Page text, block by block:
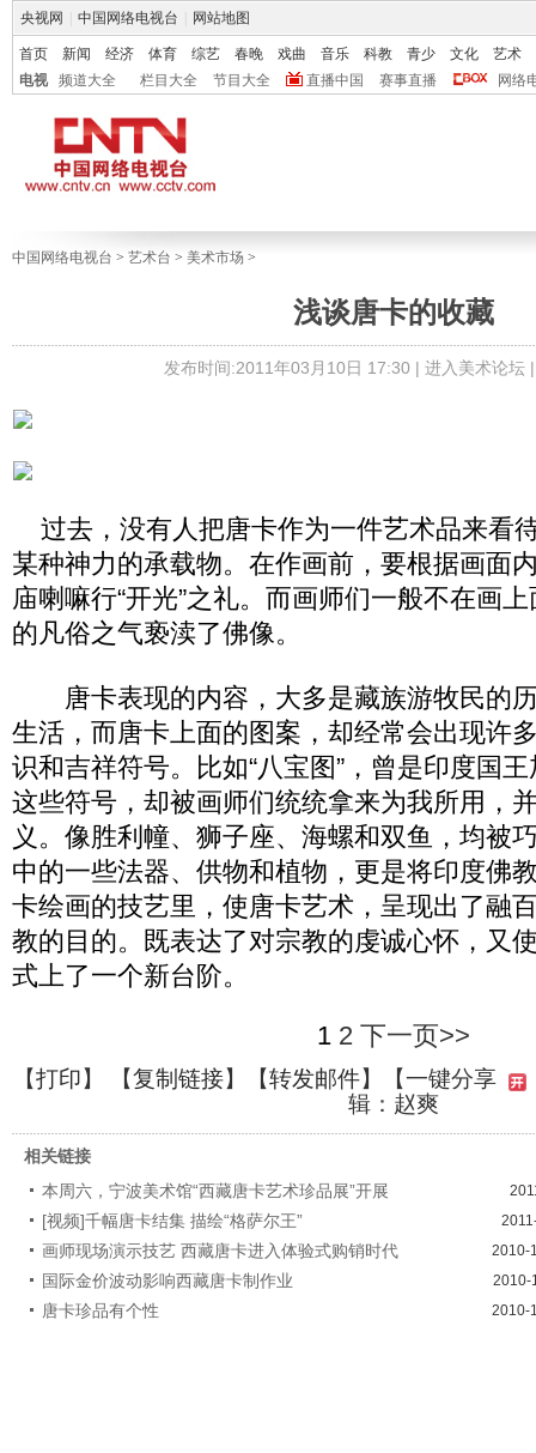
央视网 中国网络电视台 网站地图
首页 新闻 经济 体育 综艺 春晚 戏曲 音乐 科教 青少 文化
艺术
电视
频道大全 栏目大全 节目大全 直播中国 赛事直播 网络
中国网络电视台 > 艺术台 > 美术市场 >
浅谈唐卡的收藏
发布时间:2011年03月10日 17:30 | 进入美术论坛|
过去，没有人把唐卡作为一件艺术品来看
某种神力的承载物。在作画前，要根据画面
庙喇嘛行“开光”之礼。而画师们一般不在画
的凡俗之气亵渎了佛像。
唐卡表现的内容，大多是藏族游牧民的
生活，而唐卡上面的图案，却经常会出现许
识和吉祥符号。比如“八宝图”，曾是印度国
这些符号，却被画师们统统拿来为我所用，
义。像胜利幢、狮子座、海螺和双鱼，均被
中的一些法器、供物和植物，更是将印度佛
卡绘画的技艺里，使唐卡艺术，呈现出了融
教的目的。既表达了对宗教的虔诚心怀，又
式上了一个新台阶。
1 2 下一页>>
【打印】 【复制链接】【转发邮件】
【一键分享
辑：赵爽
相关链接
本周六，宁波美术馆“西藏唐卡艺术珍品展”开展
[视频]千幅唐卡结集 描绘“格萨尔王”
画师现场演示技艺 西藏唐卡进入体验式购销时代 2010-
国际金价波动影响西藏唐卡制作业 2010-
唐卡珍品有个性 2010-